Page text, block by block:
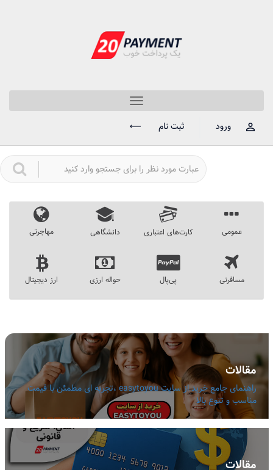
Toggle
navigation
ورود
ثبت نام
عمومی کارت‌های اعتباری دانشگاهی مهاجرتی
مسافرتی پی‌پال حواله ارزی ارز دیجیتال
مقالات
راهنمای جامع خرید از سایت easytoyou ،تجربه ای مطمئن با قیمت
مناسب و تنوع بالا
مقالات